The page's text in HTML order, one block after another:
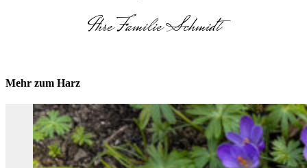
Ihre Familie Schmidt
Mehr zum Harz